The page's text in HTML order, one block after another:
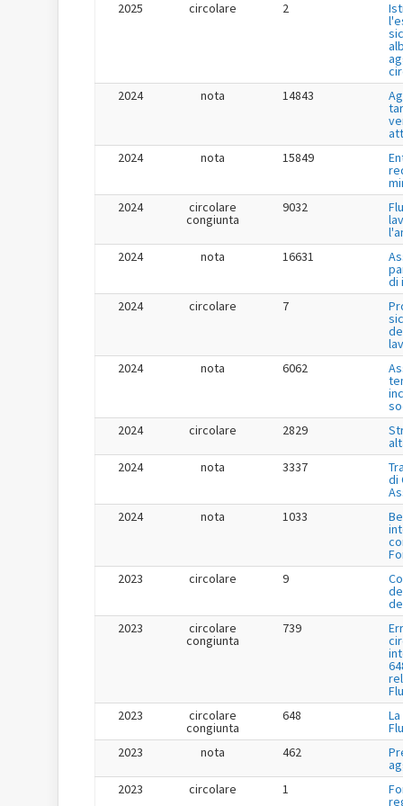
2025
circolare 2
2024
nota 14843
2024
nota 15849
2024
circolare
congiunta
9032
2024
nota 16631
di
2024
circolare 7
2024
nota 6062
2024
circolare 2829
2024
nota 3337
di
2024
nota 1033
2023
circolare 9
2023
circolare
congiunta
739
2023
circolare
congiunta
648
2023
nota 462
2023
circolare 1